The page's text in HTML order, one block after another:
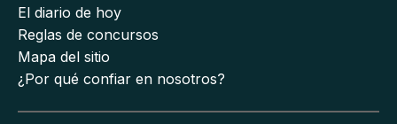
El diario de hoy
Reglas de concursos
Mapa del sitio
¿Por qué confiar en nosotros?